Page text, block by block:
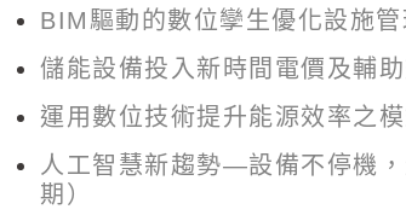
BIM驅動的數位孿生優化設施
儲能設備投入新時間電價及輔
運用數位技術提升能源效率之
人工智慧新趨勢—設備不停機
期）